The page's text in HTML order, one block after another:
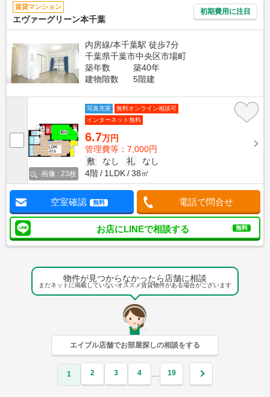
賃貸マンション
エヴァーグリーン本千葉
初期費用に注目
内房線/本千葉駅 徒歩7分
千葉県千葉市中央区市場町
築年数
築40年
建物階数
5階建
画像 : 23枚
写真充実
無料オンライン相談可
インターネット無料
6.7万円
管理費等：7,000円
敷
なし 礼
なし
4階
1LDK 38㎡
空室確認 無料 電話で問合せ
お店にLINEで相談する 無料
物件が見つからなかったら店舗に相談
まだネットに掲載していないオススメ賃貸物件がある場合がございます
エイブル店舗でお部屋探しの相談をする
1 2 3 4 … 19